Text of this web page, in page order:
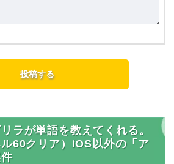
ラが単語を教えてくれる。
60クリア）iOS以外の「ア